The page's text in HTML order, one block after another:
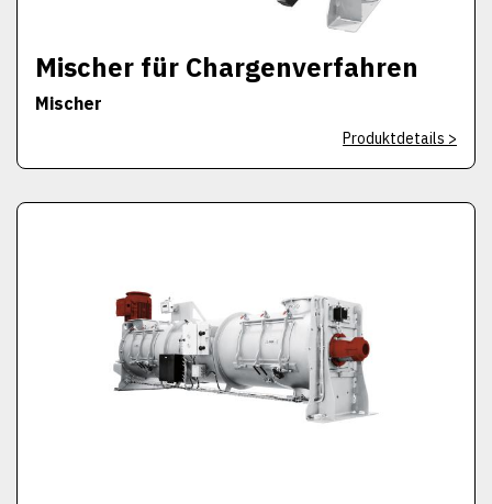
Mischer für Chargenverfahren
Mischer
Produktdetails >